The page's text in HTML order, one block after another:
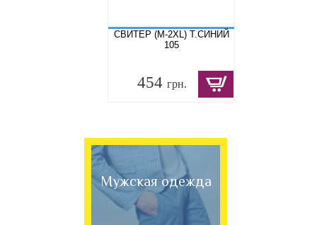
СВИТЕР (M-2XL) Т.СИНИЙ
105
454 грн.
Мужская одежда